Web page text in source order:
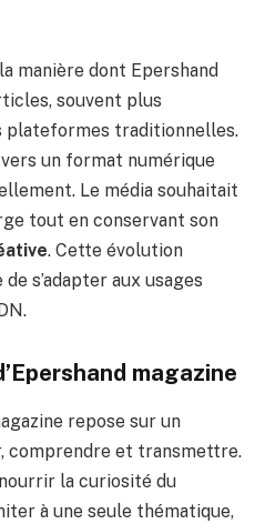
manière dont Epershand
souvent plus
plateformes traditionnelles.
un format numérique
Le média souhaitait
tout en conservant son
. Cette évolution
s’adapter aux usages
magazine
repose sur un
comprendre et transmettre.
la curiosité du
à une seule thématique,